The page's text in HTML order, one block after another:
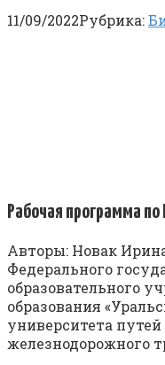
11/09/2022Рубрика:
Рабочая программа
Авторы: Новак
Федерального
образовательного
образования
университета
железнодорожного